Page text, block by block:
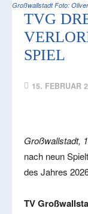
Großwallstadt Foto:
TVG
SPIEL
15. FEBRUAR
Großwallstadt,
nach neun
des Jahres
TV